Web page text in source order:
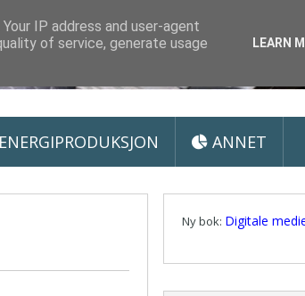
ENERGIPRODUKSJON ANNET
Ny bok: Digitale
IP address and user-agent
of service, generate usage
LEARN